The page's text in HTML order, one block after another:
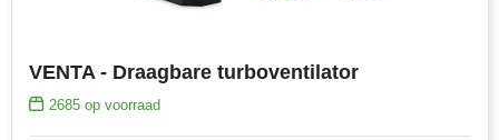
VENTA - Draagbare turboventilator
2685op voorraad